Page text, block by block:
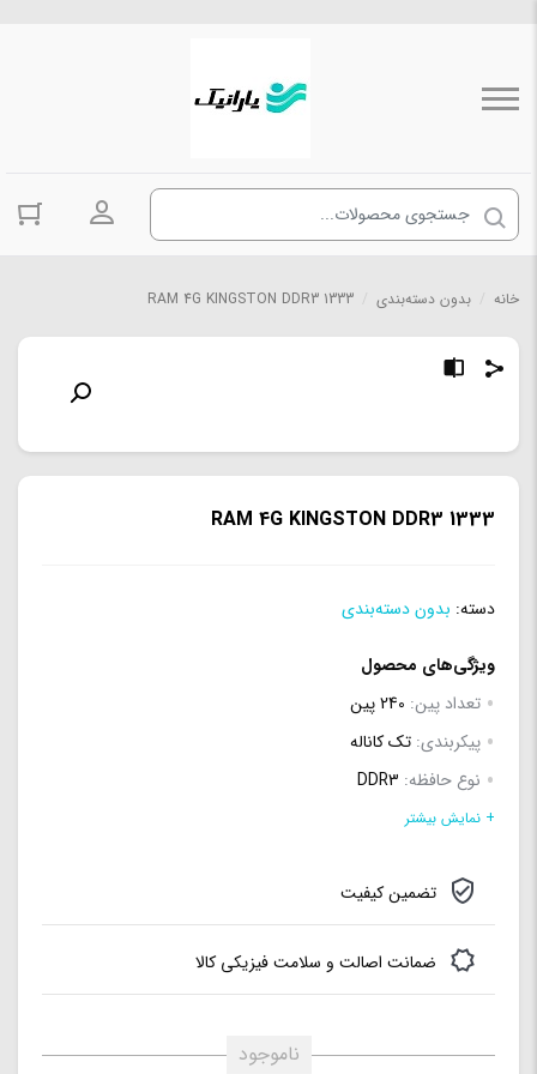
ورود به
خانه بدون دسته‌بندی RAM 4G KINGSTON DDR3 1333
RAM 4G KINGSTON DDR3 1333
دسته: بدون دسته‌بندی
ویژگی‌های محصول
تعداد پین: 240 پین
پیکربندی: تک کاناله
نوع حافظه: DDR3
مقدار حافظه:
تعداد ماژول:یک عدد
ظرفیت هر ماژول:4 گیگابایت
+ نمایش بیشتر
تضمین کیفیت
ضمانت اصالت و سلامت فیزیکی کالا
ناموجود